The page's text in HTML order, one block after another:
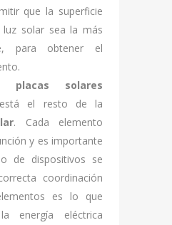
que la superficie
solar sea la más
para obtener el
placas solares
el resto de la
. Cada elemento
y es importante
de dispositivos se
coordinación
es lo que
energía eléctrica